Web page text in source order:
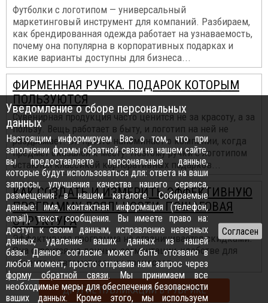
Футболки с логотипом — универсальный
маркетинговый инструмент для компаний. Разбираем,
как брендированная одежда работает на узнаваемость,
почему она популярна в корпоративных подарках и
какие варианты доступны для бизнеса...
ФИРМЕННАЯ РУЧКА. ПОДАРОК КОТОРЫМ
ПОЛЬЗУЮТСЯ
Сувенирная продукция часто ценится не за красоту, а за
пользу. Вещь работает в быту, и логотип на ней не
раздражает. Он просто напоминает о компании, когда
предмет оказался к месту. Поэтому ручки с логотипом
остаются классикой корпоративных подарков...
КАК СОЗДАТЬ И ИЗМЕРИТЬ ЭФФЕКТИВНУЮ
ПРОГРАММУ ЛОЯЛЬНОСТИ: ПОШАГОВАЯ
СТРУКТУРА
Эффективная программа не ограничивается скидками.
Она строится на данных, сегментации, удобстве для
клиента и автоматизации процессов...
ДРУГИЕ ПУБЛИКАЦИИ В РУБРИКЕ
Уведомление о сборе персональных
данных
Настоящим информируем Вас о том, что при
заполнении формы обратной связи на нашем сайте,
вы предоставляете персональные данные,
которые будут использоваться для: ответа на ваши
запросы, улучшения качества нашего сервиса,
размещения в нашем каталоге. Собираемые
данные: имя, контактная информация (телефон,
email), текст сообщения. Вы имеете право на:
доступ к своим данным, исправление неверных
данных, удаление ваших данных из нашей
базы. Данное согласие может быть отозвано в
любой момент, просто отправив нам запрос через
форму обратной связи. Мы принимаем все
необходимые меры для обеспечения безопасности
ваших данных. Кроме этого, мы используем